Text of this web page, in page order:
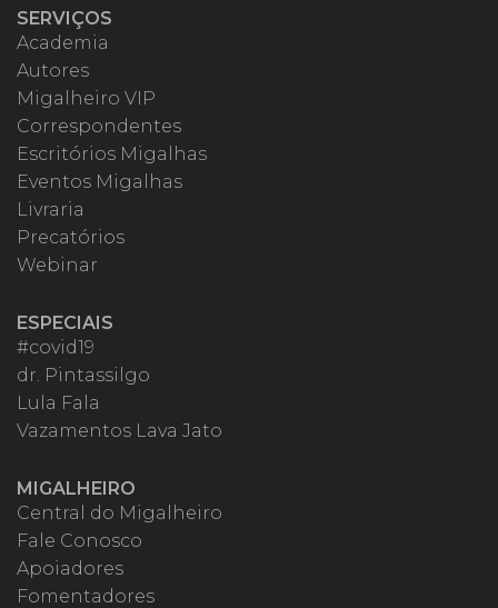
SERVIÇOS
Academia
Autores
Migalheiro VIP
Correspondentes
Escritórios Migalhas
Eventos Migalhas
Livraria
Precatórios
Webinar
ESPECIAIS
#covid19
dr. Pintassilgo
Lula Fala
Vazamentos Lava Jato
MIGALHEIRO
Central do Migalheiro
Fale Conosco
Apoiadores
Fomentadores